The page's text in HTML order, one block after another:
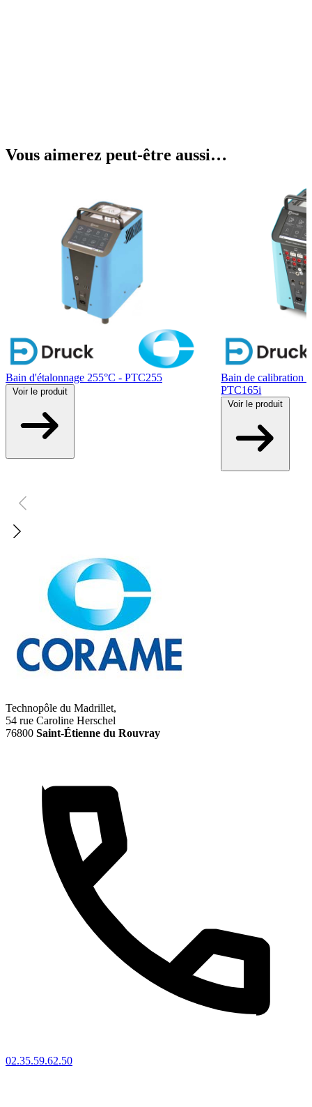
Vous aimerez peut-être aussi…
Bain d'étalonnage 255°C - PTC255
Voir le produit
Bain de calibration
PTC165i
Voir le produit
Technopôle du Madrillet,
54 rue Caroline Herschel
76800 Saint-Étienne du Rouvray
02.35.59.62.50